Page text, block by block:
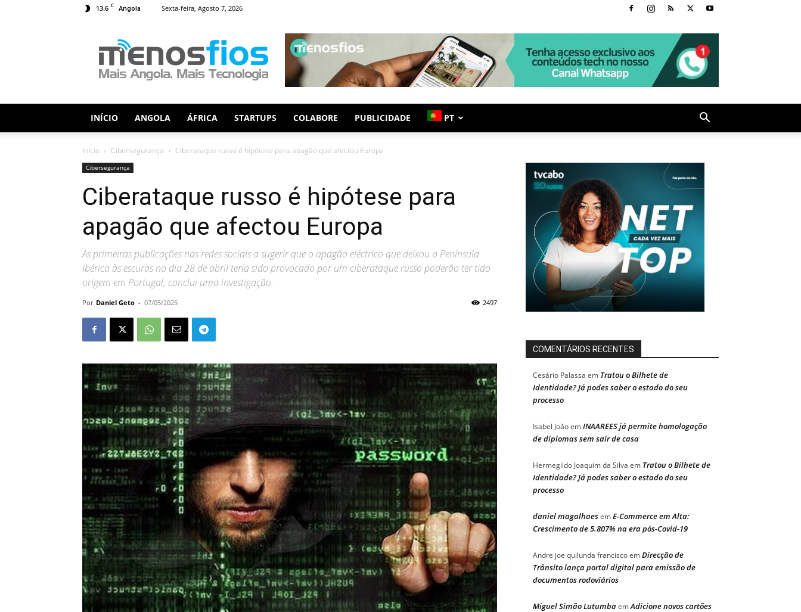
13.6 C Angola Sexta-feira, Agosto 7, 2026
Fios
INÍCIO ANGOLA ÁFRICA STARTUPS COLABORE PUBLICIDADE PT
Início Cibersegurança Ciberataque russo é hipótese para apagão que afectou Europa
Cibersegurança
Ciberataque russo é hipótese para
apagão que afectou Europa
As primeiras publicações nas redes sociais a sugerir que o apagão eléctrico que deixou a Península
Ibérica às escuras no dia 28 de abril teria sido provocado por um ciberataque russo poderão ter tido
origem em Portugal, conclui uma investigação.
Por Daniel Geto - 07/05/2025 2497
COMENTÁRIOS RECENTES
Cesário Palassa em Tratou o Bilhete de
Identidade? Já podes saber o estado do seu
processo
Isabel JoãoemINAAREES já permite homologação
de diplomas sem sair de casa
Hermegildo Joaquim da Silva em Tratou o Bilhete de
Identidade? Já podes saber o estado do seu
processo
daniel magalhaesemE-Commerce em Alta:
Crescimento de 5.807% na era pós-Covid-19
Andre joe quilunda franciscoemDirecção de
Trânsito lança portal digital para emissão de
documentos rodoviários
Miguel Simão LutumbaemAdicione novos cartões